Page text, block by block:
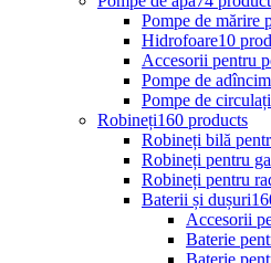
Pompe de mărire
Hidrofoare10
Accesorii pentru
Pompe de
Pompe de
Robineți160 products
Robineți bilă
Robineți pentru
Robineți pentru
Baterii și dușuri
Accesorii
Baterie
Baterie